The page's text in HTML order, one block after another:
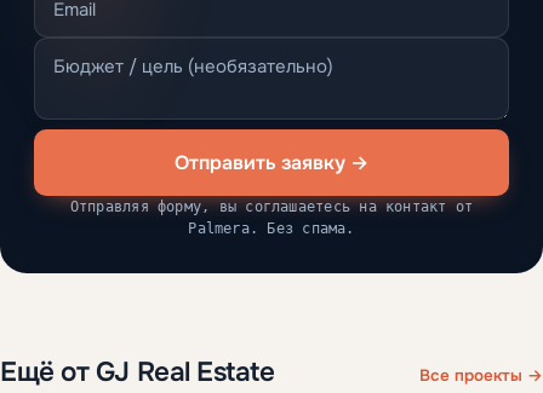
Отправить заявку →
Отправляя форму, вы соглашаетесь на контакт от
Palmera. Без спама.
Ещё от GJ Real Estate Все проекты →